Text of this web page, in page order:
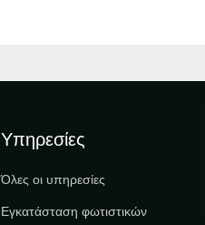
Υπηρεσίες
Όλες οι υπηρεσίες
Εγκατάσταση φωτιστικών